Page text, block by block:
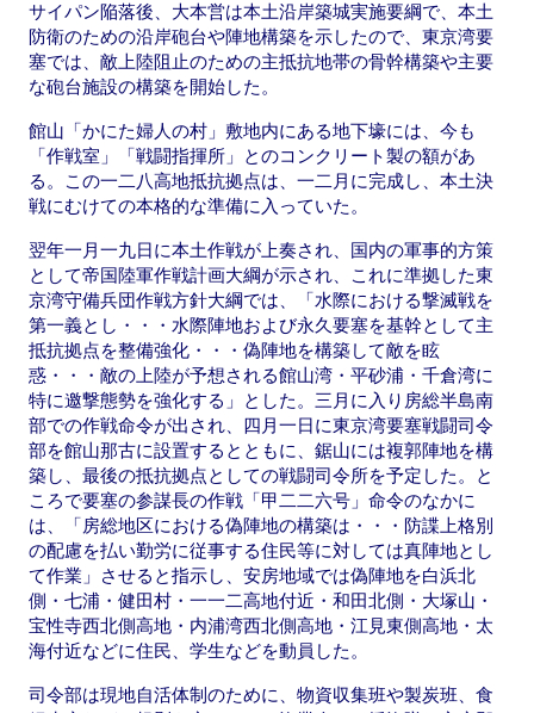
サイパン陥落後、大本営は本土沿岸築城実施要綱で、本土
防衛のための沿岸砲台や陣地構築を示したので、東京湾要
塞では、敵上陸阻止のための主抵抗地帯の骨幹構築や主要
な砲台施設の構築を開始した。
館山「かにた婦人の村」敷地内にある地下壕には、今も
「作戦室」「戦闘指揮所」とのコンクリート製の額があ
る。この一二八高地抵抗拠点は、一二月に完成し、本土決
戦にむけての本格的な準備に入っていた。
翌年一月一九日に本土作戦が上奏され、国内の軍事的方策
として帝国陸軍作戦計画大綱が示され、これに準拠した東
京湾守備兵団作戦方針大綱では、「水際における撃滅戦を
第一義とし・・・水際陣地および永久要塞を基幹として主
抵抗拠点を整備強化・・・偽陣地を構築して敵を眩
惑・・・敵の上陸が予想される館山湾・平砂浦・千倉湾に
特に邀撃態勢を強化する」とした。三月に入り房総半島南
部での作戦命令が出され、四月一日に東京湾要塞戦闘司令
部を館山那古に設置するとともに、鋸山には複郭陣地を構
築し、最後の抵抗拠点としての戦闘司令所を予定した。と
ころで要塞の参謀長の作戦「甲二二六号」命令のなかに
は、「房総地区における偽陣地の構築は・・・防諜上格別
の配慮を払い勤労に従事する住民等に対しては真陣地とし
て作業」させると指示し、安房地域では偽陣地を白浜北
側・七浦・健田村・一一二高地付近・和田北側・大塚山・
宝性寺西北側高地・内浦湾西北側高地・江見東側高地・太
海付近などに住民、学生などを動員した。
司令部は現地自活体制のために、物資収集班や製炭班、食